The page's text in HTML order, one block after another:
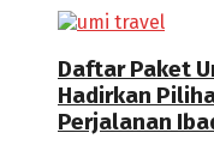
Daftar Paket
Hadirkan
Perjalanan